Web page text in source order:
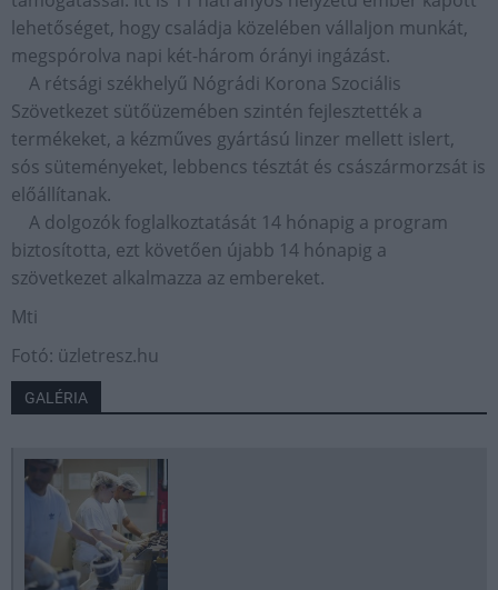
lehetőséget, hogy családja közelében vállaljon munkát,
megspórolva napi két-három órányi ingázást.
A rétsági székhelyű Nógrádi Korona Szociális
Szövetkezet sütőüzemében szintén fejlesztették a
termékeket, a kézműves gyártású linzer mellett islert,
sós süteményeket, lebbencs tésztát és császármorzsát is
előállítanak.
A dolgozók foglalkoztatását 14 hónapig a program
biztosította, ezt követően újabb 14 hónapig a
szövetkezet alkalmazza az embereket.
Mti
Fotó: üzletresz.hu
GALÉRIA